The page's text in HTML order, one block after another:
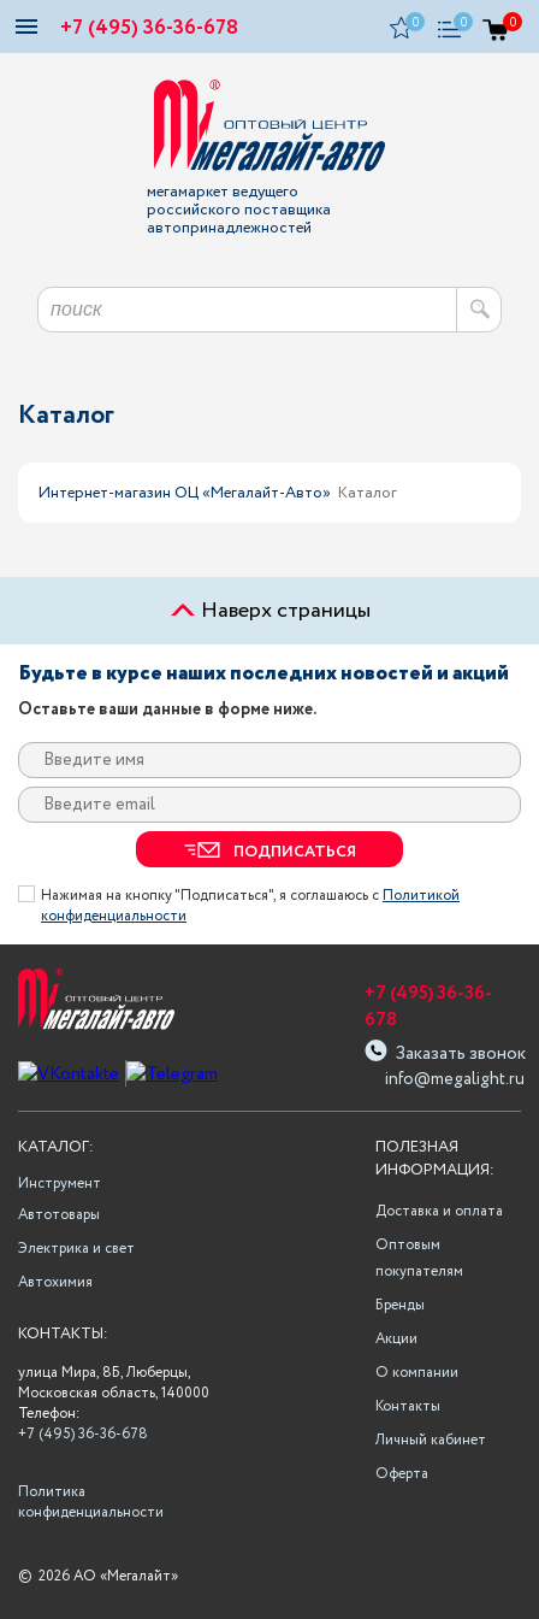
+7 (495) 36-36-678 0 0 0
мегамаркет ведущего
российского поставщика
автопринадлежностей
Каталог
Интернет-магазин ОЦ «Мегалайт-Авто» Каталог
Наверх страницы
Будьте в курсе наших последних новостей и акций
Оставьте ваши данные в форме ниже.
ПОДПИСАТЬСЯ
Нажимая на кнопку "Подписаться", я соглашаюсь сПолитикой
конфиденциальности
info@megalight.ru
+7 (495) 36-36-
678
Заказать звонок
ПОЛЕЗНАЯ
ИНФОРМАЦИЯ:
Доставка и оплата
Оптовым
покупателям
Бренды
Акции
О компании
Контакты
Личный кабинет
Оферта
КАТАЛОГ:
Инструмент
Автотовары
Электрика и свет
Автохимия
КОНТАКТЫ:
улица Мира, 8Б, Люберцы,
Московская область, 140000
Телефон:
+7 (495) 36-36-678
Политика
конфиденциальности
© 2026 АО «Мегалайт»